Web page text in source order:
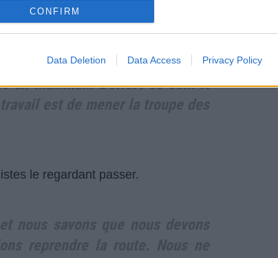
CONFIRM
Data Deletion Data Access Privacy Policy
et consorts vont ils reprendre leur chevauchée
un maximum d'effort ce soir. A
le regardant passer.